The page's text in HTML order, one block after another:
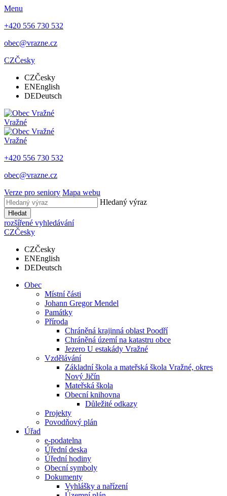
Menu
+420 556 730 532
obec@vrazne.cz
CZČesky
CZČesky
ENEnglish
DEDeutsch
Vražné
Vražné
+420 556 730 532
obec@vrazne.cz
Verze pro seniory Mapa webu
Hledaný výraz
Hledat
rozšířené vyhledávání
CZČesky
CZČesky
ENEnglish
DEDeutsch
Obec
Místní části
Johann Gregor Mendel
Památky
Příroda
Chráněná krajinná oblast Poodří
Chráněná území na katastru obce
Jezero U estakády Vražné
Vzdělávání
Základní škola a mateřská škola Vražné, okres
Nový Jičín
Mateřská škola
Obecní knihovna
Důležité odkazy
Projekty
Povodňový plán
Úřad
e-podatelna
Úřední deska
Úřední hodiny
Obecní symboly
Dokumenty
Vyhlášky a nařízení